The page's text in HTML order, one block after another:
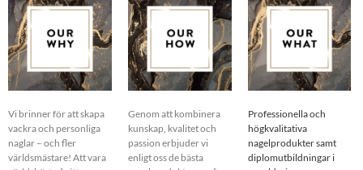
Vi brinner för att skapa
vackra och personliga
naglar – och fler
världsmästare! Att vara
Genom att kombinera
kunskap, kvalitet och
passion erbjuder vi
enligt oss de bästa
Professionella och
högkvalitativa
nagelprodukter samt
diplomutbildningar i